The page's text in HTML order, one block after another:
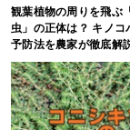
観葉植物の周りを飛ぶ
虫」の正体は？ キノコ
予防法を農家が徹底解